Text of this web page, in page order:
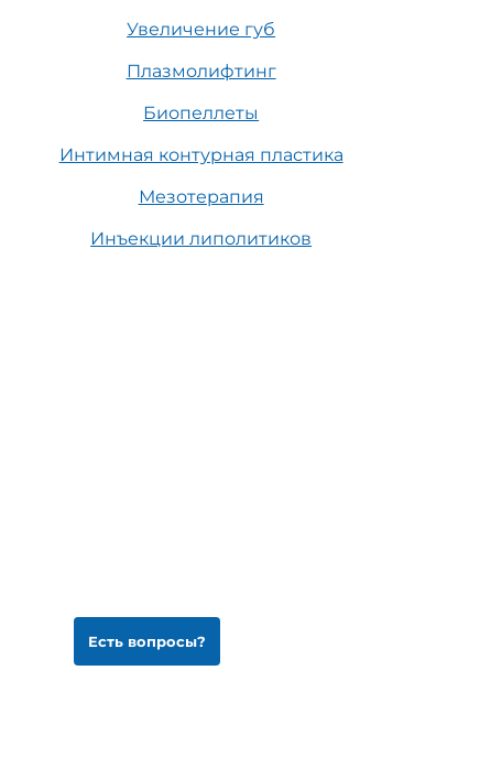
Увеличение губ
Плазмолифтинг
Биопеллеты
Интимная контурная пластика
Мезотерапия
Инъекции липолитиков
Есть вопросы?